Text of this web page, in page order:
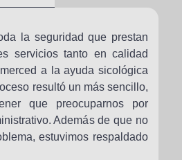
la seguridad que prestan
servicios tanto en calidad
a la ayuda sicológica
resultó un más sencillo,
que preocuparnos por
Además de que no
estuvimos respaldado